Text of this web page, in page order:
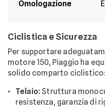
Omologazione
Ciclistica e Sicurezza
Per supportare
motore 150, Piaggio ha
solido comparto ciclistico:
Telaio: Struttura
resistenza, garanzia di